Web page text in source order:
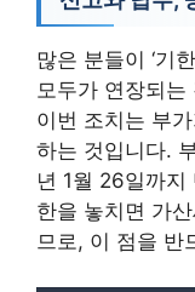
많은 분들이 ‘기
모두가 연장되
이번 조치는 부
하는 것입니다.
년 1월 26일까지
한을 놓치면 가
므로, 이 점을 반